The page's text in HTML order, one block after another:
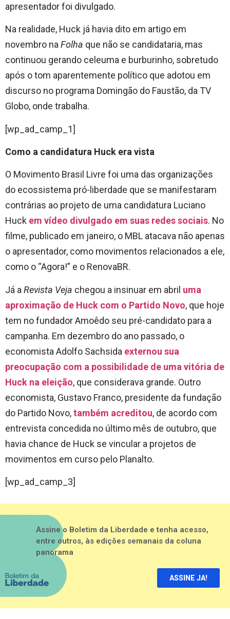
apresentador foi divulgado.
Na realidade, Huck já havia dito em artigo em
novembro naFolha que não se candidataria, mas
continuou gerando celeuma e burburinho, sobretudo
após o tom aparentemente político que adotou em
discurso no programa Domingão do Faustão, da TV
Globo, onde trabalha.
[wp_ad_camp_1]
Como a candidatura Huck era vista
O Movimento Brasil Livre foi uma das organizações
do ecossistema pró-liberdade que se manifestaram
contrárias ao projeto de uma candidatura Luciano
Huck em vídeo divulgado em suas redes sociais. No
filme, publicado em janeiro, o MBL atacava não apenas
o apresentador, como movimentos relacionados a ele,
como o “Agora!” e o RenovaBR.
Já a Revista Veja chegou a insinuar em abril uma
aproximação de Huck com o Partido Novo, que hoje
tem no fundador Amoêdo seu pré-candidato para a
campanha. Em dezembro do ano passado, o
economista Adolfo Sachsida externou sua
preocupação com a possibilidade de uma vitória de
Huck na eleição, que considerava grande. Outro
economista, Gustavo Franco, presidente da fundação
do Partido Novo,também acreditou, de acordo com
entrevista concedida no último mês de outubro, que
havia chance de Huck se vincular a projetos de
movimentos em curso pelo Planalto.
[wp_ad_camp_3]
Assine o Boletim da Liberdade e tenha acesso,
entre outros, às edições semanais da coluna
panorama
ASSINE JA!